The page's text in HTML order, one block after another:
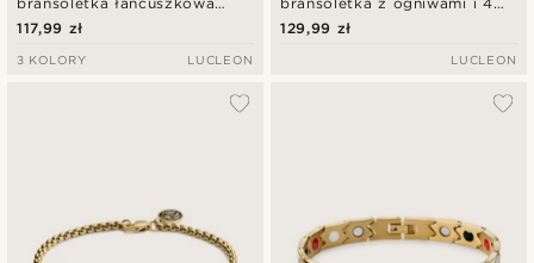
kulkowa
117,99 zł
3 KOLORY LUCLEON
elementami
129,99 zł
LUCLEON